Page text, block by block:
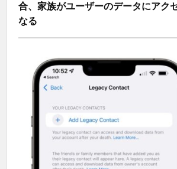
合、家族がユーザーのデータにアク
なる